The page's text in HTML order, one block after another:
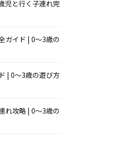
児と行く子連れ完
ガイド | 0〜3歳の
| 0〜3歳の遊び方
れ攻略 | 0〜3歳の